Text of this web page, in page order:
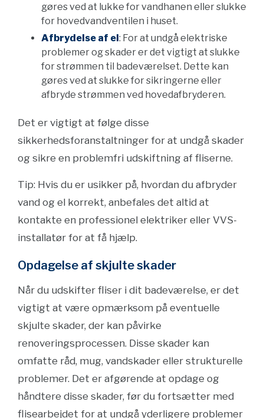
gøres ved at lukke for vandhanen eller slukke
for hovedvandventilen i huset.
Afbrydelse af el: For at undgå elektriske
problemer og skader er det vigtigt at slukke
for strømmen til badeværelset. Dette kan
gøres ved at slukke for sikringerne eller
afbryde strømmen ved hovedafbryderen.
Det er vigtigt at følge disse
sikkerhedsforanstaltninger for at undgå skader
og sikre en problemfri udskiftning af fliserne.
Tip: Hvis du er usikker på, hvordan du afbryder
vand og el korrekt, anbefales det altid at
kontakte en professionel elektriker eller VVS-
installatør for at få hjælp.
Opdagelse af skjulte skader
Når du udskifter fliser i dit badeværelse, er det
vigtigt at være opmærksom på eventuelle
skjulte skader, der kan påvirke
renoveringsprocessen. Disse skader kan
omfatte råd, mug, vandskader eller strukturelle
problemer. Det er afgørende at opdage og
håndtere disse skader, før du fortsætter med
flisearbejdet for at undgå yderligere problemer